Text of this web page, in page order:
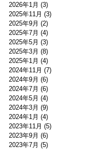
2026年1月 (3)
2025年11月 (3)
2025年9月 (2)
2025年7月 (4)
2025年5月 (3)
2025年3月 (8)
2025年1月 (4)
2024年11月 (7)
2024年9月 (6)
2024年7月 (6)
2024年5月 (4)
2024年3月 (9)
2024年1月 (4)
2023年11月 (5)
2023年9月 (6)
2023年7月 (5)